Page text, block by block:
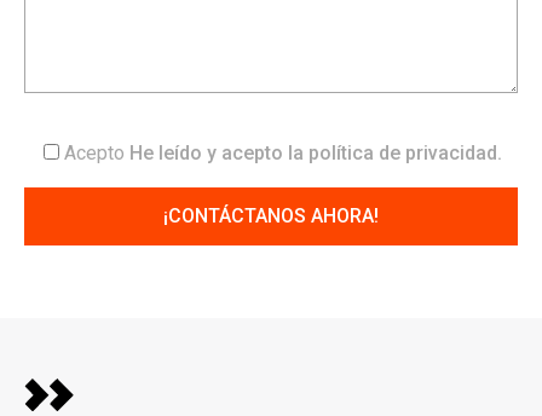
Acepto He leído y acepto la política de privacidad.